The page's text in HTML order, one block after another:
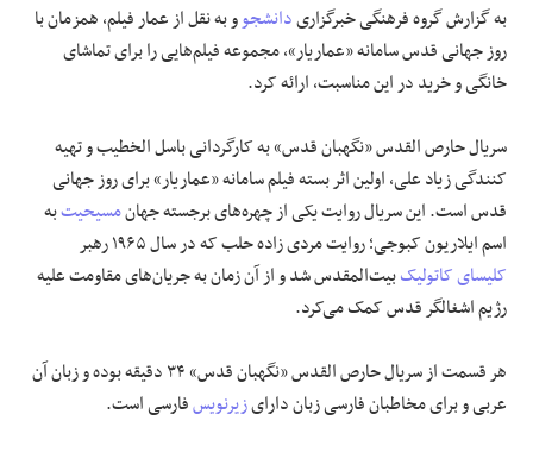
به گزارش گروه فرهنگی خبرگزاریدانشجوو به نقل از عمار فیلم، همزمان با
روز جهانی قدس سامانه «عماریار»، مجموعه فیلم‌هایی را برای تماشای
خانگی و خرید در این مناسبت، ارائه کرد.
سریال حارص القدس «نگهبان قدس» به کارگردانی باسل الخطیب و تهیه
کنندگی زیاد علی، اولین اثر بسته فیلم سامانه «عماریار» برای روز جهانی
قدس است. این سریال روایت یکی از چهره‌های برجسته جهانمسیحیتبه
اسم ایلاریون کبوجی؛ روایت مردی زاده حلب که در سال ۱۹۶۵ رهبر
کلیسای کاتولیکبیت‌المقدس شد و از آن زمان به جریان‌های مقاومت علیه
رژیم اشغالگر قدس کمک می‌کرد.
هر قسمت از سریال حارص القدس «نگهبان قدس» ۳۴ دقیقه بوده و زبان آن
عربی و برای مخاطبان فارسی زبان دارایزیرنویسفارسی است.